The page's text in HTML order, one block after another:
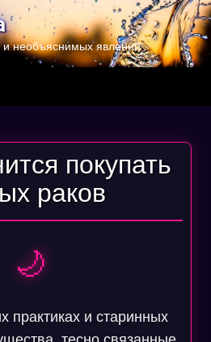
необъяснимых явлений
покупать
раков
🌙
практиках и старинных